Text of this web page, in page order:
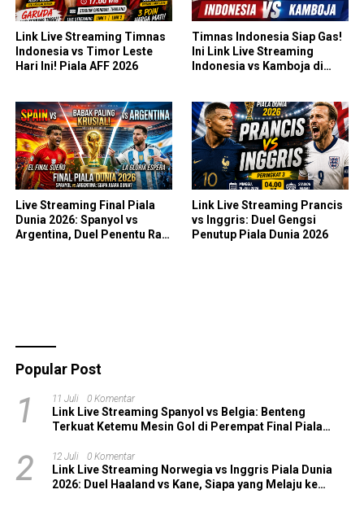
Link Live Streaming Timnas
Indonesia vs Timor Leste
Hari Ini! Piala AFF 2026
Timnas Indonesia Siap Gas!
Ini Link Live Streaming
Indonesia vs Kamboja di
Live Streaming Final Piala
Dunia 2026: Spanyol vs
Argentina, Duel Penentu Raja
Link Live Streaming Prancis
vs Inggris: Duel Gengsi
Penutup Piala Dunia 2026
Popular Post
1 11 Juli 0 Komentar
Link Live Streaming Spanyol vs Belgia: Benteng
Terkuat Ketemu Mesin Gol di Perempat Final Piala
2 12 Juli 0 Komentar
Link Live Streaming Norwegia vs Inggris Piala Dunia
2026: Duel Haaland vs Kane, Siapa yang Melaju ke